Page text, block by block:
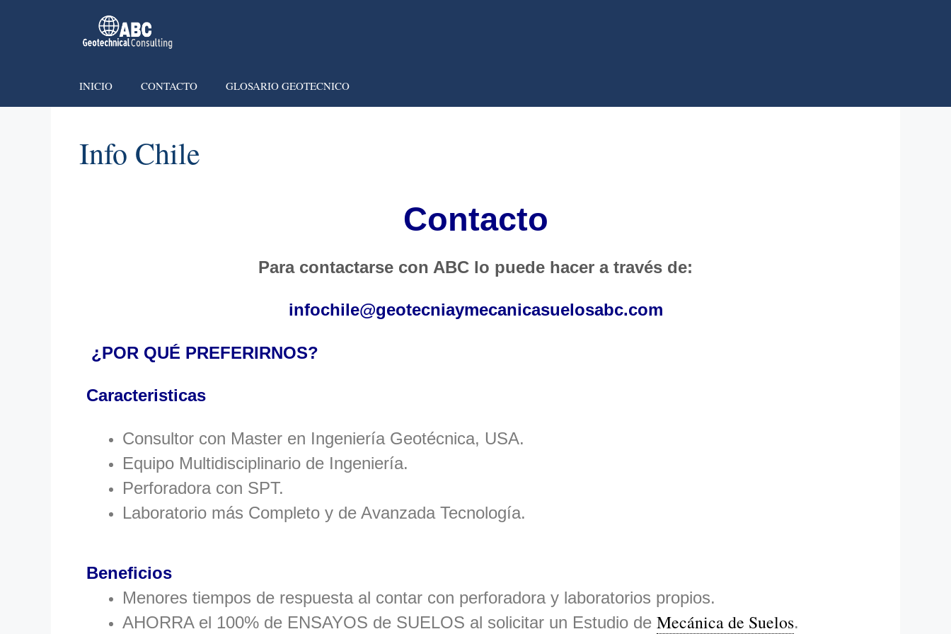
INICIO CONTACTO GLOSARIO GEOTECNICO
Info Chile
Contacto
Para contactarse con ABC lo puede hacer a través de:
infochile@geotecniaymecanicasuelosabc.com
¿POR QUÉ PREFERIRNOS?
Caracteristicas
Consultor con Master en Ingeniería Geotécnica, USA.
Equipo Multidisciplinario de Ingeniería.
Perforadora con SPT.
Laboratorio más Completo y de Avanzada Tecnología.
Beneficios
Menores tiempos de respuesta al contar con perforadora y laboratorios propios.
AHORRA el 100% de ENSAYOS de SUELOS al solicitar un Estudio de Mecánica de Suelos.